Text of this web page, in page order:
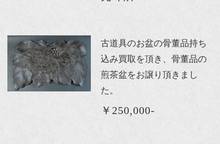
古道具のお盆の骨董品持ち
込み買取を頂き、骨董品の
煎茶盆をお譲り頂きまし
た。
￥250,000-